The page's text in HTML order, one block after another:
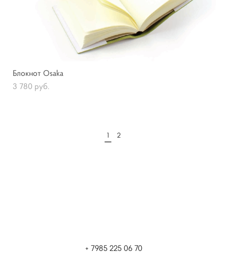
Блокнот Osaka
3 780 pуб.
1 2
+ 7985 225 06 70